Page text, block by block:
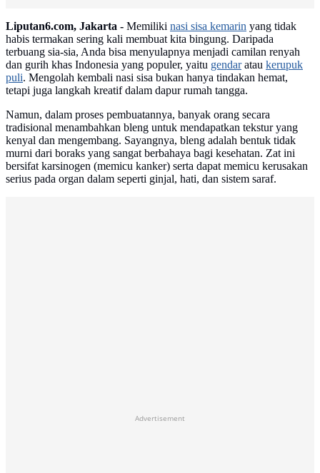
Liputan6.com, Jakarta - Memiliki nasi sisa kemarin yang tidak
habis termakan sering kali membuat kita bingung. Daripada
terbuang sia-sia, Anda bisa menyulapnya menjadi camilan renyah
dan gurih khas Indonesia yang populer, yaitu gendaratau kerupuk
puli. Mengolah kembali nasi sisa bukan hanya tindakan hemat,
tetapi juga langkah kreatif dalam dapur rumah tangga.
Namun, dalam proses pembuatannya, banyak orang secara
tradisional menambahkan bleng untuk mendapatkan tekstur yang
kenyal dan mengembang. Sayangnya, bleng adalah bentuk tidak
murni dari boraks yang sangat berbahaya bagi kesehatan. Zat ini
bersifat karsinogen (memicu kanker) serta dapat memicu kerusakan
serius pada organ dalam seperti ginjal, hati, dan sistem saraf.
Advertisement